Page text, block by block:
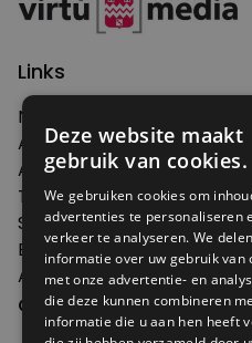
Links
Nieuws
Artikelen
Agenda
Thema's
Shop
Edities
Abonneren
Over Genoeg
Deze website maakt
gebruik van cookies.
We gebruiken cookies om
advertenties te personaliseren
verkeer te analyseren. We
informatie over uw gebruik van
met onze advertentie- en
die deze kunnen combineren
informatie die u aan hen heeft